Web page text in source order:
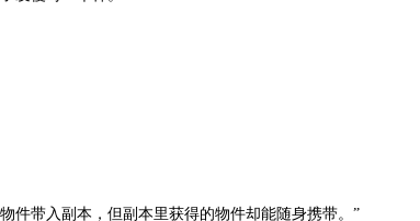
带入副本，但副本里获得的物件却能随身携带。”